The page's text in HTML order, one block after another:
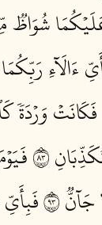
شُوَاظٞ
ءَالَآءِ رَبِّكُمَا
وَرۡدَةٗ
٣٨
٣٩